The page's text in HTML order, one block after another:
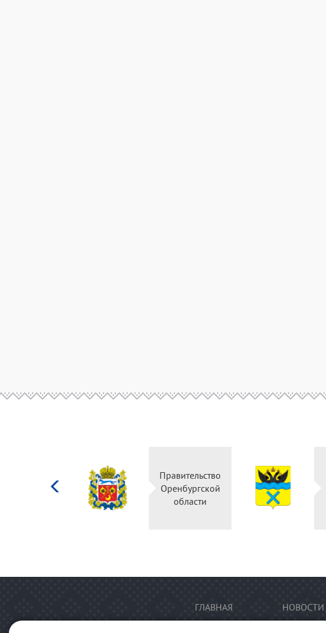
Правительство
Оренбургской
области
ГЛАВНАЯ НОВОСТИ